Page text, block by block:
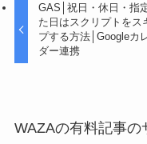
GAS│祝日・休日・指
た日はスクリプトをス
プする方法│Googleカ
ダー連携
WAZAの有料記事の